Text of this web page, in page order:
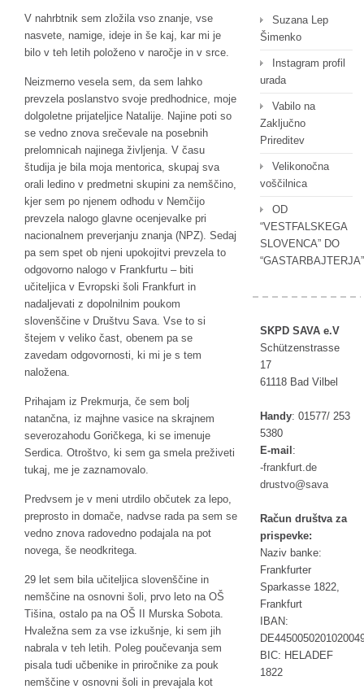
V nahrbtnik sem zložila vso znanje, vse
nasvete, namige, ideje in še kaj, kar mi je
bilo v teh letih položeno v naročje in v srce.
Neizmerno vesela sem, da sem lahko
prevzela poslanstvo svoje predhodnice, moje
dolgoletne prijateljice Natalije. Najine poti so
se vedno znova srečevale na posebnih
prelomnicah najinega življenja. V času
študija je bila moja mentorica, skupaj sva
orali ledino v predmetni skupini za nemščino,
kjer sem po njenem odhodu v Nemčijo
prevzela nalogo glavne ocenjevalke pri
nacionalnem preverjanju znanja (NPZ). Sedaj
pa sem spet ob njeni upokojitvi prevzela to
odgovorno nalogo v Frankfurtu – biti
učiteljica v Evropski šoli Frankfurt in
nadaljevati z dopolnilnim poukom
slovenščine v Društvu Sava. Vse to si
štejem v veliko čast, obenem pa se
zavedam odgovornosti, ki mi je s tem
naložena.
Prihajam iz Prekmurja, če sem bolj
natančna, iz majhne vasice na skrajnem
severozahodu Goričkega, ki se imenuje
Serdica. Otroštvo, ki sem ga smela preživeti
tukaj, me je zaznamovalo.
Predvsem je v meni utrdilo občutek za lepo,
preprosto in domače, nadvse rada pa sem se
vedno znova radovedno podajala na pot
novega, še neodkritega.
29 let sem bila učiteljica slovenščine in
nemščine na osnovni šoli, prvo leto na OŠ
Tišina, ostalo pa na OŠ II Murska Sobota.
Hvaležna sem za vse izkušnje, ki sem jih
nabrala v teh letih. Poleg poučevanja sem
pisala tudi učbenike in priročnike za pouk
nemščine v osnovni šoli in prevajala kot
Suzana Lep
Šimenko
Instagram profil
urada
Vabilo na
Zaključno
Prireditev
Velikonočna
voščilnica
OD
“VESTFALSKEGA
SLOVENCA” DO
“GASTARBAJTERJA”
SKPD SAVA e.V
Schützenstrasse
17
61118 Bad Vilbel
Handy: 01577/ 253
5380
E-mail :
ed.tr
ufkna
rf-
av
as@ov
tsurd
Račun društva za
prispevke:
Naziv banke:
Frankfurter
Sparkasse 1822,
Frankfurt
IBAN:
BIC: HELADEF
1822